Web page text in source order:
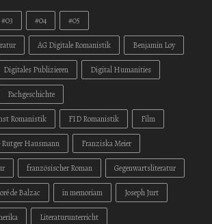
#03 #04 #05
AG Digitale Romanistik Benjamin Loy
Digitales Publizieren Digital Humanities
Fachgeschichte
Romanistik FID Romanistik Film
Hausmann Franziska Meier
französischer Roman Gegenwartsliteratur
de Balzac in memoriam Joseph Jurt
Literaturunterricht